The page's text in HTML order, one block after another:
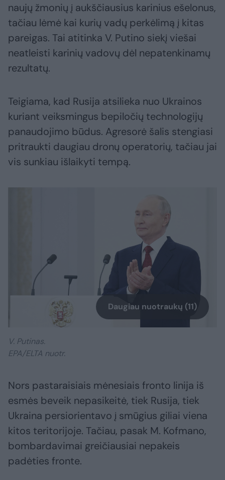
naujų žmonių į aukščiausius karinius ešelonus,
tačiau lėmė kai kurių vadų perkėlimą į kitas
pareigas. Tai atitinka V. Putino siekį viešai
neatleisti karinių vadovų dėl nepatenkinamų
rezultatų.
Teigiama, kad Rusija atsilieka nuo Ukrainos
kuriant veiksmingus bepiločių technologijų
panaudojimo būdus. Agresorė šalis stengiasi
pritraukti daugiau dronų operatorių, tačiau jai
vis sunkiau išlaikyti tempą.
Daugiau nuotraukų (11)
V. Putinas.
EPA/ELTA nuotr.
Nors pastaraisiais mėnesiais fronto linija iš
esmės beveik nepasikeitė, tiek Rusija, tiek
Ukraina persiorientavo į smūgius giliai viena
kitos teritorijoje. Tačiau, pasak M. Kofmano,
bombardavimai greičiausiai nepakeis
padėties fronte.